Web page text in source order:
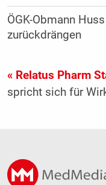
ÖGK-Obmann
zurückdrängen
« Relatus Pharm
spricht sich für